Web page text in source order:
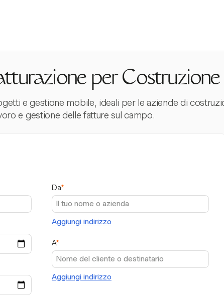
per Costruzione
e gestione mobile, ideali per le aziende di
e gestione delle fatture sul campo.
Da*
Aggiungi indirizzo
A*
Aggiungi indirizzo